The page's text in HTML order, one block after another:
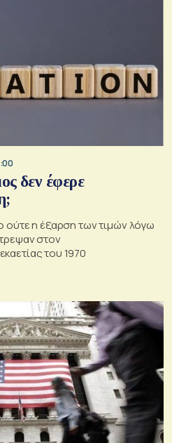
δεν έφερε
η έξαρση των τιμών λόγω
στον
του 1970